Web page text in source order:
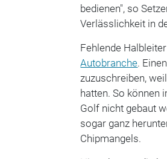
bedienen", so
Verlässlichkeit in
Fehlende
Autobranche.
zuzuschreiben,
hatten. So können
Golf nicht gebaut
sogar ganz
Chipmangels.